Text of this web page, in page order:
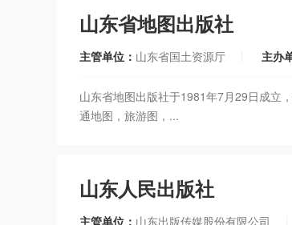
山东省地图出版社
主管单位： 山东省国土资源厅 主办
山东省地图出版社于1981年7月29日成立
通地图，旅游图，...
山东人民出版社
主管单位： 山东出版传媒股份有限公司